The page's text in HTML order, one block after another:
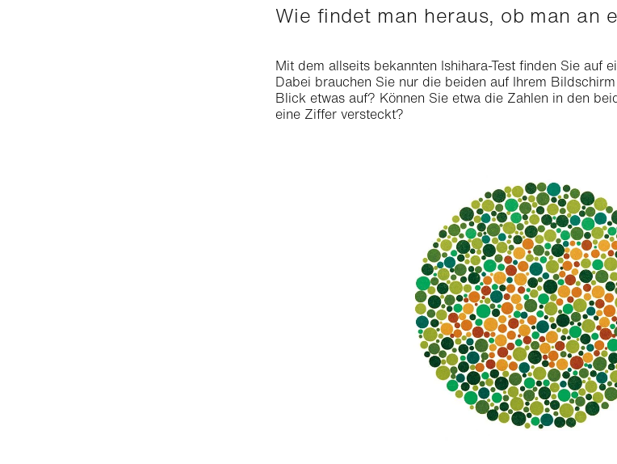
Wie findet man heraus, ob man
Mit dem allseits bekannten Ishihara-Test finden Sie auf
Dabei brauchen Sie nur die beiden auf Ihrem
Blick etwas auf? Können Sie etwa die Zahlen in den
eine Ziffer versteckt?